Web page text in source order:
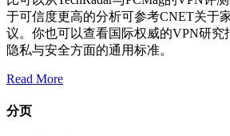
于可信度更高的分析可参考CNET关于
议。你也可以查看国际权威的VPN研究
隐私与安全方面的通用标准。
Read More
分页